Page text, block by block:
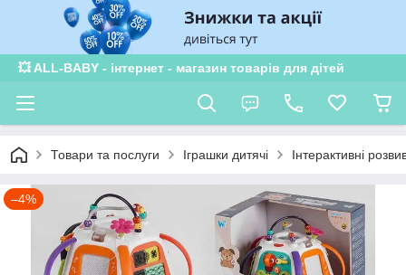
💥 ALL-BABY - інтернет - магазин товарів для дітей
Товари та послуги Іграшки дитячі Інтерактивні
–4%